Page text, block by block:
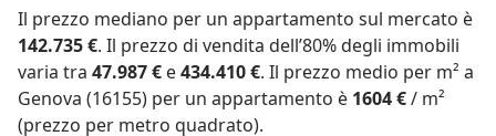
Il prezzo mediano per un appartamento sul mercato è
142.735 €. Il prezzo di vendita dell’80% degli immobili
varia tra 47.987 € e434.410 €. Il prezzo medio per m² a
Genova (16155) per un appartamento è 1604 €/ m²
(prezzo per metro quadrato).